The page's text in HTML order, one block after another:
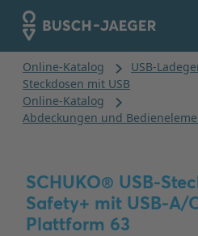
SCHUKO® USB-
Safety+ mit USB-A/
Plattform 63